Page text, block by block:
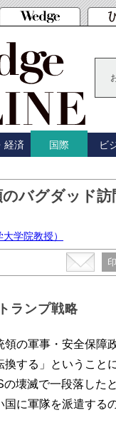
経済 国際 ビ
バグダッド
大学院教授）
ランプ戦略
の軍事・安全保障
換する」ということ
の壊滅で一段落した
国に軍隊を派遣する